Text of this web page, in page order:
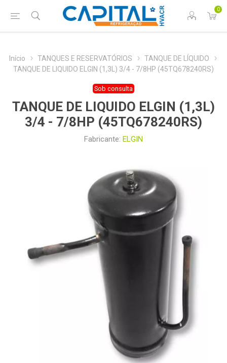
0
Início TANQUES E RESERVATÓRIOS
TANQUE DE LÍQUIDO
TANQUE DE LIQUIDO ELGIN (1,3L) 3/4 - 7/8HP (45TQ678240RS)
Sob consulta
TANQUE DE LIQUIDO ELGIN (1,3L)
3/4 - 7/8HP (45TQ678240RS)
Fabricante: ELGIN